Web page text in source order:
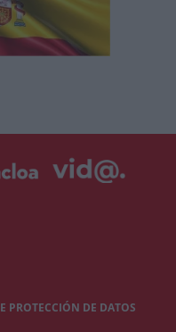
PROTECCIÓN DE DATOS